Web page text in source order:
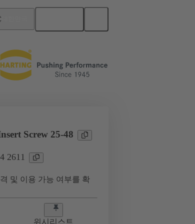
A의 전류 09 33 024 2611
Screw 25-48
2611
및 이용 가능 여부를 확
위시리스트